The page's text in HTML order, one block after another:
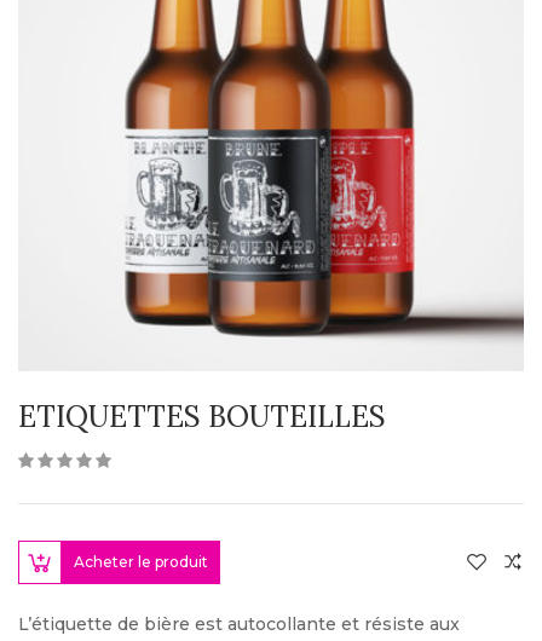
ETIQUETTES BOUTEILLES
Acheter le produit
L’étiquette de bière est autocollante et résiste aux